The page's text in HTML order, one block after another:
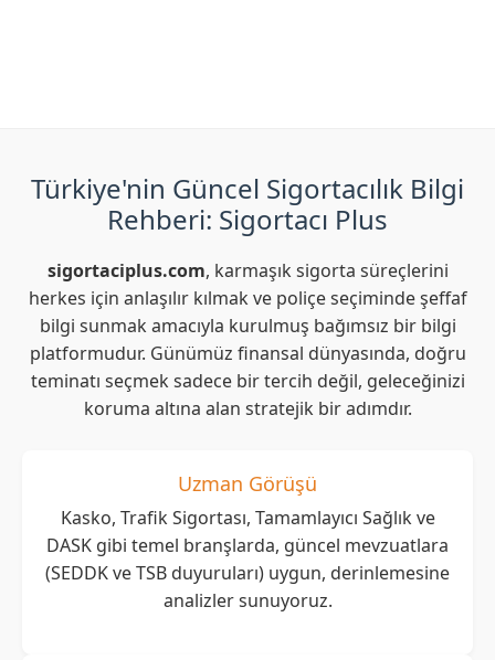
Türkiye'nin Güncel Sigortacılık Bilgi
Rehberi: Sigortacı Plus
sigortaciplus.com, karmaşık sigorta süreçlerini
herkes için anlaşılır kılmak ve poliçe seçiminde şeffaf
bilgi sunmak amacıyla kurulmuş bağımsız bir bilgi
platformudur. Günümüz finansal dünyasında, doğru
teminatı seçmek sadece bir tercih değil, geleceğinizi
koruma altına alan stratejik bir adımdır.
Uzman Görüşü
Kasko, Trafik Sigortası, Tamamlayıcı Sağlık ve
DASK gibi temel branşlarda, güncel mevzuatlara
(SEDDK ve TSB duyuruları) uygun, derinlemesine
analizler sunuyoruz.